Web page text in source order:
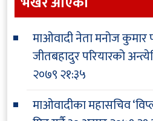
माओवादी नेता मनोज कुमार
जीतबहादुर परियारको
२०७९ २१:३५
माओवादीका महासचिव